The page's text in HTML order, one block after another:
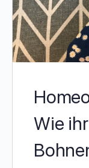
Wie